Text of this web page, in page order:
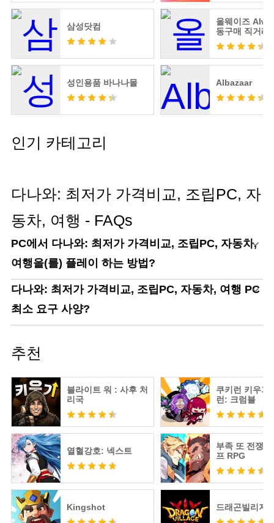
삼성닷컴
올웨이즈
동구매 직거래
성인용품 바나나몰 Albazaar
인기 카테고리
다나와: 최저가 가격비교, 조립PC, 자
동차, 여행 - FAQs
PC에서 다나와: 최저가 가격비교, 조립PC, 자동차,
여행을(를) 플레이 하는 방법?
다나와: 최저가 가격비교, 조립PC, 자동차, 여행 PC
최소 요구 사양?
추천
블라이트 워 : 사후 처
리국
쿠키런 키우기
런: 크럼블
열혈강호: 넥스트
부족 또 전쟁 :
프 RPG
Kingshot 드래곤빌리지3